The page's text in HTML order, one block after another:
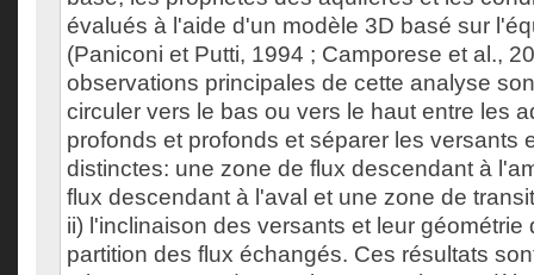
évalués à l'aide d'un modèle 3D basé sur
(Paniconi et Putti, 1994 ; Camporese et al.,
observations principales de cette analyse
circuler vers le bas ou vers le haut entre les
profonds et profonds et séparer les versants
distinctes: une zone de flux descendant à
flux descendant à l'aval et une zone de
ii) l'inclinaison des versants et leur géométrie
partition des flux échangés. Ces résultats